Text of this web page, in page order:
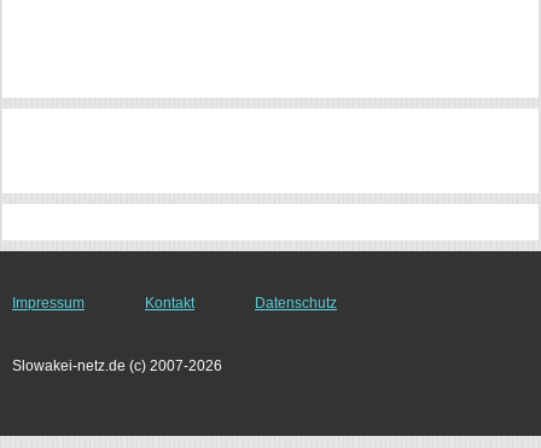
Impressum Kontakt Datenschutz
Slowakei-netz.de (c) 2007-2026